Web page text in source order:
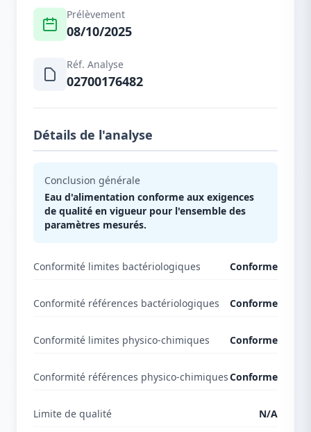
Prélèvement
08/10/2025
Réf. Analyse
02700176482
Détails de l'analyse
Conclusion générale
Eau d'alimentation conforme aux exigences
de qualité en vigueur pour l'ensemble des
paramètres mesurés.
Conformité limites bactériologiques Conforme
Conformité références bactériologiques Conforme
Conformité limites physico-chimiques Conforme
Conformité références physico-chimiquesConforme
Limite de qualité N/A